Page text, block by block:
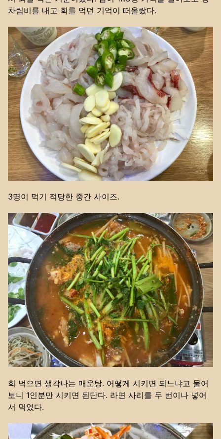
차림비를 내고 회를 먹던 기억이 떠올랐다.
3명이 먹기 적당한 중간 사이즈.
회 먹으면 생각나는 매운탕. 어떻게 시키면 되느냐고 물어
보니 1인분만 시키면 된단다. 라면 사리를 두 번이나 넣어
서 먹었다.